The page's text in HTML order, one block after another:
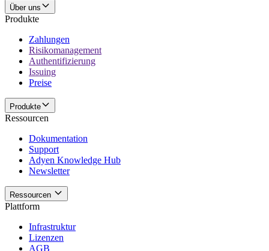
Über uns
Produkte
Zahlungen
Risikomanagement
Authentifizierung
Issuing
Preise
Produkte
Ressourcen
Dokumentation
Support
Adyen Knowledge Hub
Newsletter
Ressourcen
Plattform
Infrastruktur
Lizenzen
AGB